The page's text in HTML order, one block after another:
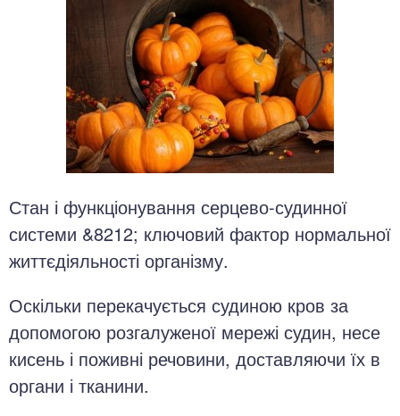
Стан і функціонування серцево-судинної
системи &8212; ключовий фактор нормальної
життєдіяльності організму.
Оскільки перекачується судиною кров за
допомогою розгалуженої мережі судин, несе
кисень і поживні речовини, доставляючи їх в
органи і тканини.